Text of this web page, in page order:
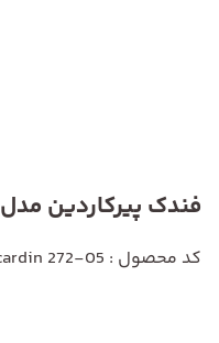
فندک پیرکاردین مدل 05-272
کد محصول : Pierre cardin 272-05